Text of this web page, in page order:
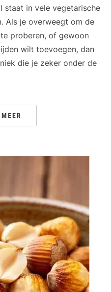
staat in vele vegetarische
Als je overweegt om de
proberen, of gewoon
wilt toevoegen, dan
die je zeker onder de